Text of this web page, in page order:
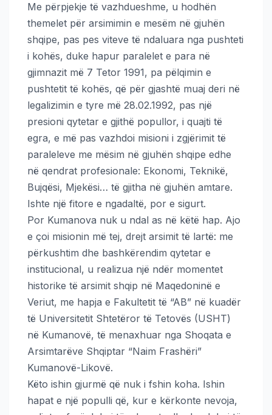
Me përpjekje të vazhdueshme, u hodhën
themelet për arsimimin e mesëm në gjuhën
shqipe, pas pes viteve të ndaluara nga pushteti
i kohës, duke hapur paralelet e para në
gjimnazit më 7 Tetor 1991, pa pëlqimin e
pushtetit të kohës, që për gjashtë muaj deri në
legalizimin e tyre më 28.02.1992, pas një
presioni qytetar e gjithë popullor, i quajti të
egra, e më pas vazhdoi misioni i zgjërimit të
paraleleve me mësim në gjuhën shqipe edhe
në qendrat profesionale: Ekonomi, Teknikë,
Bujqësi, Mjekësi… të gjitha në gjuhën amtare.
Ishte një fitore e ngadaltë, por e sigurt.
Por Kumanova nuk u ndal as në këtë hap. Ajo
e çoi misionin më tej, drejt arsimit të lartë: me
përkushtim dhe bashkërendim qytetar e
institucional, u realizua një ndër momentet
historike të arsimit shqip në Maqedoninë e
Veriut, me hapja e Fakultetit të “AB” në kuadër
të Universitetit Shtetëror të Tetovës (USHT)
në Kumanovë, të menaxhuar nga Shoqata e
Arsimtarëve Shqiptar “Naim Frashëri”
Kumanovë-Likovë.
Këto ishin gjurmë që nuk i fshin koha. Ishin
hapat e një populli që, kur e kërkonte nevoja,